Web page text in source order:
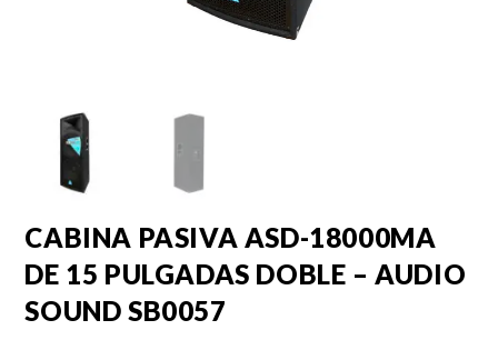
CABINA PASIVA ASD-18000MA
DE 15 PULGADAS DOBLE – AUDIO
SOUND SB0057